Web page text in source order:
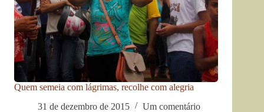
Quem semeia com lágrimas, recolhe com alegria
31 de dezembro de 2015
Um comentário